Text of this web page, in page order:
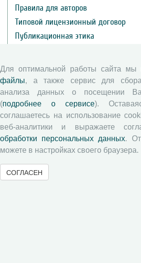
Правила для авторов
Типовой лицензионный договор
Публикационная этика
Авторские права
Рецензентам
Памятка рецензенту
Положение о рецензировании
Форма рецензии
Журналы ВолНЦ РАН
Для оптимальной работы сайта мы
файлы, а также сервис для сбора
анализа данных о посещении
(подробнее о сервисе).
соглашаетесь на использование
веб-аналитики и выражаете
обработки персональных данных.
можете в настройках своего браузера.
СОГЛАСЕН